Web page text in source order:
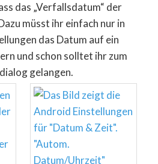
das „Verfallsdatum“ der
müsst ihr einfach nur in
das Datum auf ein
und schon solltet ihr zum
gelangen.